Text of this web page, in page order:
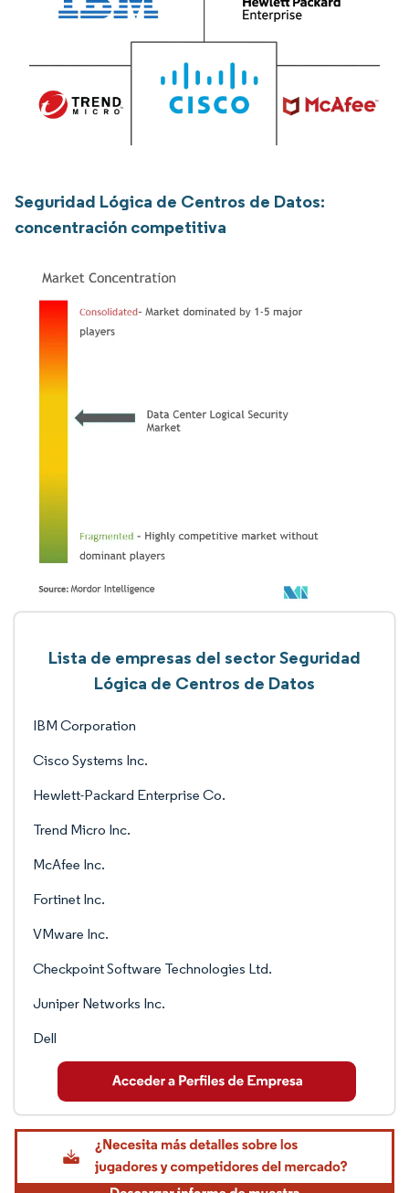
Seguridad Lógica de Centros de Datos:
concentración competitiva
Lista de empresas del sector Seguridad
Lógica de Centros de Datos
IBM Corporation
Cisco Systems Inc.
Hewlett-Packard Enterprise Co.
Trend Micro Inc.
McAfee Inc.
Fortinet Inc.
VMware Inc.
Checkpoint Software Technologies Ltd.
Juniper Networks Inc.
Dell